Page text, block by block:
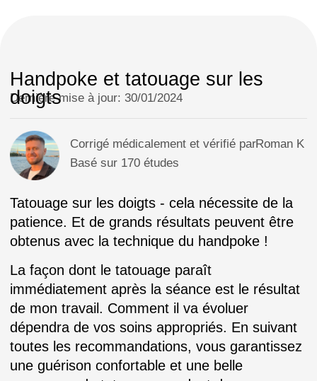
La consultation et la conception de
l'esquisse se font directement lors de la
de l'emplacement du tatouage. L'artiste
vous donnera toujours des conseils et
vous parlera des nuances et des
particularités de la réalisation d'un mini
pièce d'identité valide !
À la fin de la séance, je recouvre votre
tatouage d'un film de guérison spécial et
je vous donne une crème pour la
guérison. Je vous donnerai également
des recommandations de soins.
Recommandations et
paiement
Étape 4